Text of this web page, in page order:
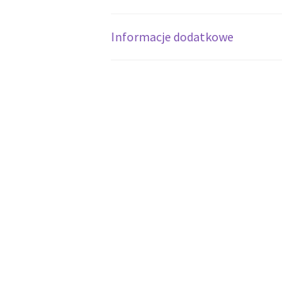
Informacje dodatkowe